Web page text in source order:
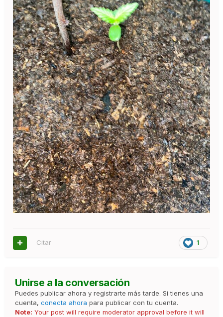
1
Citar
Unirse a la conversación
Puedes publicar ahora y registrarte más tarde. Si tienes una
cuenta, conecta ahora para publicar con tu cuenta.
Note: Your post will require moderator approval before it will